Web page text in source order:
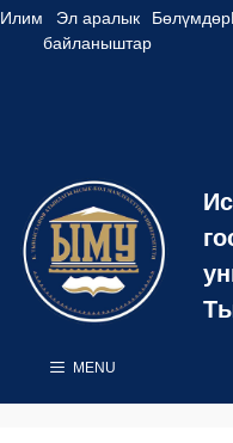
Skip
Илим
Эл аралык
байланыштар
Бөлүмдөр
MENU